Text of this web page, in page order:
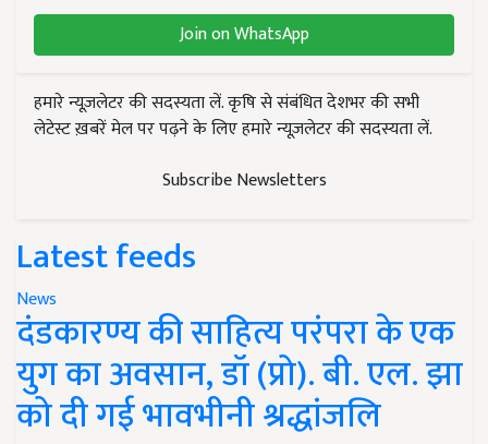
Join on WhatsApp
हमारे न्यूज़लेटर की सदस्यता लें. कृषि से संबंधित देशभर की सभी
लेटेस्ट ख़बरें मेल पर पढ़ने के लिए हमारे न्यूज़लेटर की सदस्यता लें.
Subscribe Newsletters
Latest feeds
News
दंडकारण्य की साहित्य परंपरा के एक
युग का अवसान, डॉ (प्रो). बी. एल. झा
को दी गई भावभीनी श्रद्धांजलि